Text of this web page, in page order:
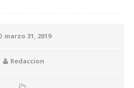
marzo 31, 2019
Redaccion